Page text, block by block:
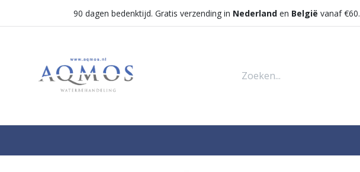
90 dagen bedenktijd. Gratis verzending in Nederlanden België vanaf €60.